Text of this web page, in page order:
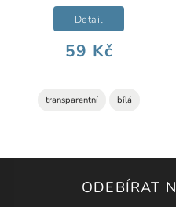
59 Kč
Detail
transparentní bílá
ODEBÍRAT